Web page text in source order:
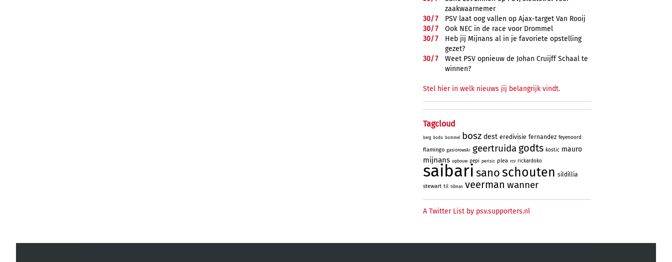
zaakwaarnemer
30/7
PSV laat oog vallen op Ajax-target Van Rooij
30/7
Ook NEC in de race voor Drommel
30/7
Heb jij Mijnans al in je favoriete opstelling
gezet?
30/7
Weet PSV opnieuw de Johan Cruijff Schaal te
winnen?
Stel hier in welk nieuws jij belangrijk vindt.
Tagcloud
berg bodo bommel bosz dest eredivisie fernandez feyenoord
flamingo gasiorowski geertruida godts kostic mauro
mijnans opbouw pepi perisic plea rcv rickardoko
saibari sanoschouten sildillia
stewart til tillman veerman wanner
A Twitter List by psv.supporters.nl